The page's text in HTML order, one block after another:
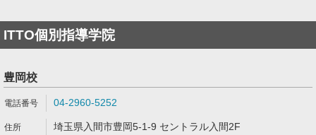
ITTO個別指導学院
豊岡校
04-2960-5252
埼玉県入間市豊岡5-1-9 セントラル入間2F